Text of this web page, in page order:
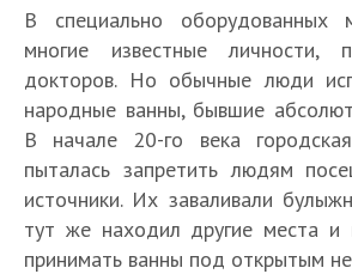
В специально оборудованных
многие известные личности,
докторов. Но обычные люди
народные ванны, бывшие
В начале 20-го века
пыталась запретить людям
источники. Их заваливали
тут же находил другие места и
принимать ванны под открытым